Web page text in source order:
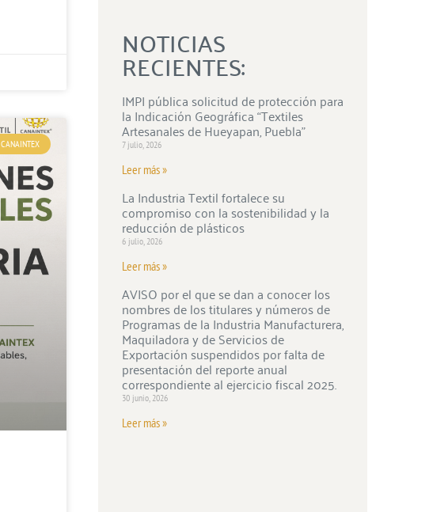
CANAINTEX
NOTICIAS
RECIENTES:
IMPI pública solicitud de protección para
la Indicación Geográfica “Textiles
Artesanales de Hueyapan, Puebla”
7 julio, 2026
Leer más »
La Industria Textil fortalece su
compromiso con la sostenibilidad y la
reducción de plásticos
6 julio, 2026
Leer más »
AVISO por el que se dan a conocer los
nombres de los titulares y números de
Programas de la Industria Manufacturera,
Maquiladora y de Servicios de
Exportación suspendidos por falta de
presentación del reporte anual
correspondiente al ejercicio fiscal 2025.
30 junio, 2026
Leer más »